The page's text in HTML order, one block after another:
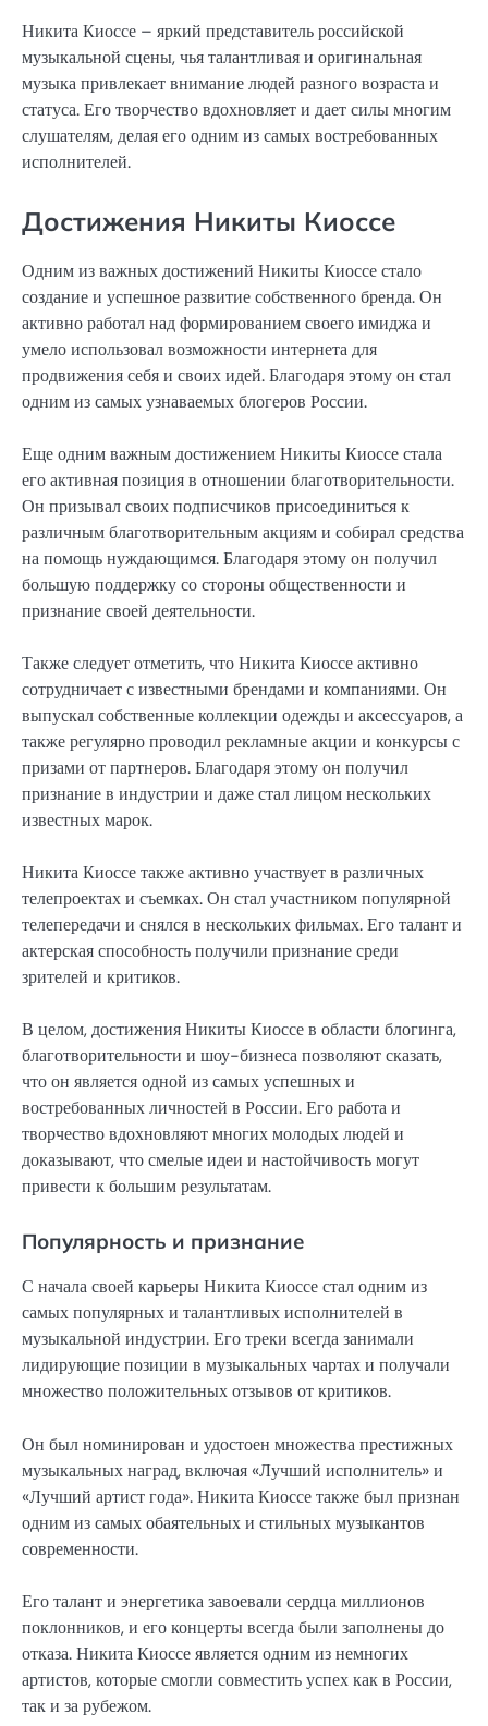
Никита Киоссе – яркий представитель российской
музыкальной сцены, чья талантливая и оригинальная
музыка привлекает внимание людей разного возраста и
статуса. Его творчество вдохновляет и дает силы многим
слушателям, делая его одним из самых востребованных
исполнителей.
Достижения Никиты Киоссе
Одним из важных достижений Никиты Киоссе стало
создание и успешное развитие собственного бренда. Он
активно работал над формированием своего имиджа и
умело использовал возможности интернета для
продвижения себя и своих идей. Благодаря этому он стал
одним из самых узнаваемых блогеров России.
Еще одним важным достижением Никиты Киоссе стала
его активная позиция в отношении благотворительности.
Он призывал своих подписчиков присоединиться к
различным благотворительным акциям и собирал средства
на помощь нуждающимся. Благодаря этому он получил
большую поддержку со стороны общественности и
признание своей деятельности.
Также следует отметить, что Никита Киоссе активно
сотрудничает с известными брендами и компаниями. Он
выпускал собственные коллекции одежды и аксессуаров, а
также регулярно проводил рекламные акции и конкурсы с
призами от партнеров. Благодаря этому он получил
признание в индустрии и даже стал лицом нескольких
известных марок.
Никита Киоссе также активно участвует в различных
телепроектах и съемках. Он стал участником популярной
телепередачи и снялся в нескольких фильмах. Его талант и
актерская способность получили признание среди
зрителей и критиков.
В целом, достижения Никиты Киоссе в области блогинга,
благотворительности и шоу-бизнеса позволяют сказать,
что он является одной из самых успешных и
востребованных личностей в России. Его работа и
творчество вдохновляют многих молодых людей и
доказывают, что смелые идеи и настойчивость могут
привести к большим результатам.
Популярность и признание
С начала своей карьеры Никита Киоссе стал одним из
самых популярных и талантливых исполнителей в
музыкальной индустрии. Его треки всегда занимали
лидирующие позиции в музыкальных чартах и получали
множество положительных отзывов от критиков.
Он был номинирован и удостоен множества престижных
музыкальных наград, включая «Лучший исполнитель» и
«Лучший артист года». Никита Киоссе также был признан
одним из самых обаятельных и стильных музыкантов
современности.
Его талант и энергетика завоевали сердца миллионов
поклонников, и его концерты всегда были заполнены до
отказа. Никита Киоссе является одним из немногих
артистов, которые смогли совместить успех как в России,
так и за рубежом.